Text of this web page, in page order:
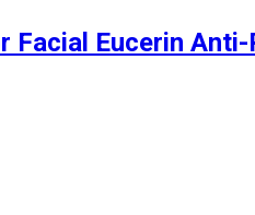
Facial Eucerin